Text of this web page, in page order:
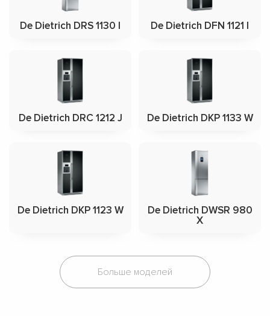
De Dietrich DRS 1130 I De Dietrich DFN 1121 I
De Dietrich DRC 1212 J De Dietrich DKP 1133 W
De Dietrich DKP 1123 W
De Dietrich DWSR 980
X
Больше моделей